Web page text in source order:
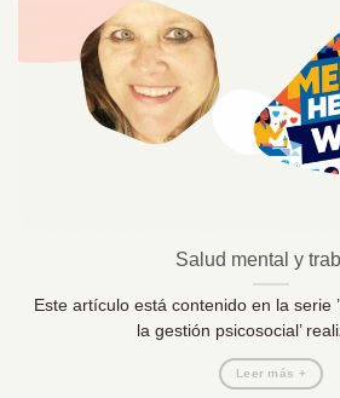
Salud mental y
Este artículo está contenido en la serie
la gestión psicosocial’
Leer más +